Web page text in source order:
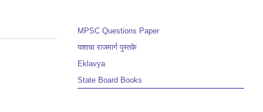
MPSC Questions Paper
यशाचा राजमार्ग पुस्तके
Eklavya
State Board Books